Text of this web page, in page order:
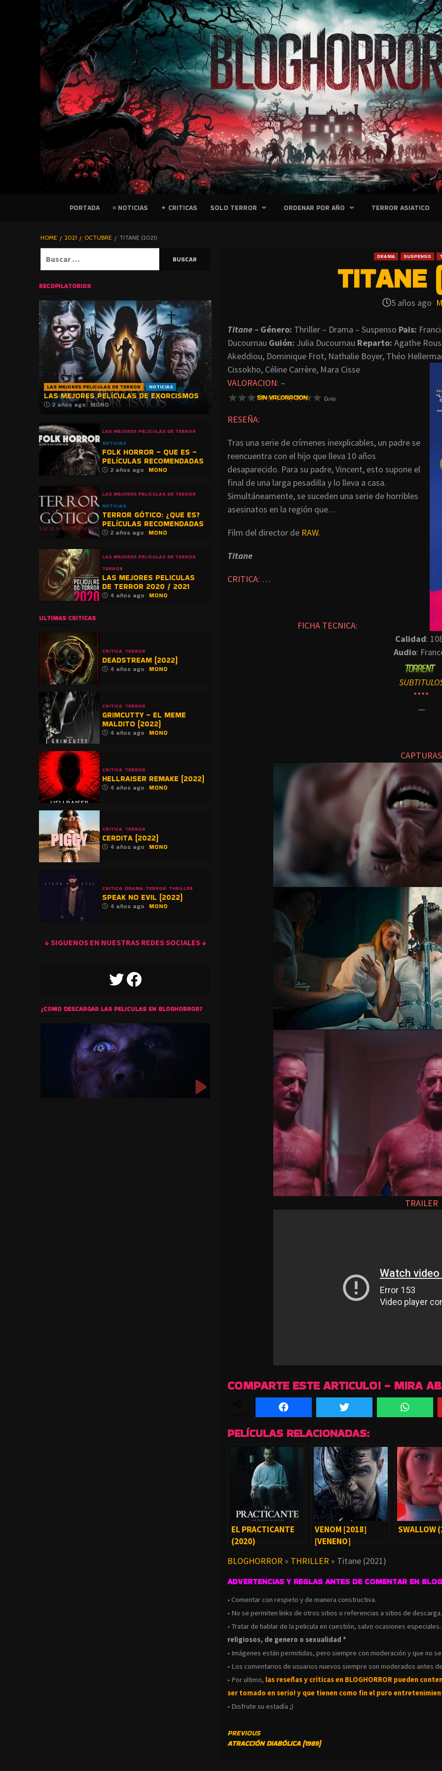
PELICULAS
BLOGHORROR
⋆
PORTADA ≡ NOTICIAS ✦ CRITICAS SOLO TERROR ORDENAR POR AÑO TERROR ASIATICO
HOME 2021 OCTUBRE TITANE (2021)
DRAMA SUSPENSO
TITANE
5 años ago
Titane – Género: Thriller – Drama – Suspenso Pais:
Ducournau Guión: Julia Ducournau Reparto: Agathe
Akeddiou, Dominique Frot, Nathalie Boyer, Théo
Cissokho, Céline Carrère, Mara Cisse
VALORACION: –
RESEÑA:
Tras una serie de crímenes inexplicables, un padre se
reencuentra con el hijo que lleva 10 años
desaparecido. Para su padre, Vincent, esto supone el
final de una larga pesadilla y lo lleva a casa.
Simultáneamente, se suceden una serie de horribles
asesinatos en la región que…
Film del director de RAW.
Titane
CRITICA: …
FICHA TECNICA:
Calidad:
Audio:
****
—
CAPTURAS
TRAILER
COMPARTE ESTE ARTICULO! - MIRA
PELÍCULAS RELACIONADAS:
EL PRACTICANTE
(2020)
VENOM [2018]
[VENENO]
SWALLOW
BLOGHORROR » THRILLER » Titane (2021)
ADVERTENCIAS Y REGLAS ANTES DE COMENTAR EN
• Comentar con respeto y de manera constructiva.
• No se permiten links de otros sitios o referencias a sitios de
• Tratar de hablar de la pelicula en cuestión, salvo ocasiones especiales.
religiosos, de genero o sexualidad *
• Imágenes están permitidas, pero siempre con moderación y que no
• Los comentarios de usuarios nuevos siempre son moderados antes
• Por ultimo, las reseñas y criticas en BLOGHORROR pueden
ser tomado en serio! y que tienen como fin el puro
• Disfrute su estadía ;)
CONTINUE
READING
PREVIOUS
ATRACCIÓN DIABÓLICA (1989)
RECOPILATORIOS
LAS MEJORES PELICULAS DE TERROR NOTICIAS
LAS MEJORES PELÍCULAS DE EXORCISMOS
2 años ago MONO
LAS MEJORES PELICULAS DE TERROR
NOTICIAS
FOLK HORROR – QUE ES –
PELÍCULAS RECOMENDADAS
2 años ago MONO
LAS MEJORES PELICULAS DE TERROR
NOTICIAS
TERROR GÓTICO: ¿QUE ES?
PELÍCULAS RECOMENDADAS
2 años ago MONO
LAS MEJORES PELICULAS DE TERROR
TERROR
LAS MEJORES PELICULAS
DE TERROR 2020 / 2021
4 años ago MONO
ULTIMAS CRITICAS
CRITICA TERROR
DEADSTREAM (2022)
4 años ago MONO
CRITICA TERROR
GRIMCUTTY – EL MEME
MALDITO (2022)
4 años ago MONO
CRITICA TERROR
HELLRAISER REMAKE (2022)
4 años ago MONO
CRITICA TERROR
CERDITA (2022)
4 años ago MONO
CRITICA DRAMA TERROR THRILLER
SPEAK NO EVIL (2022)
4 años ago MONO
↓ SIGUENOS EN NUESTRAS REDES SOCIALES ↓
TWITTERFACEBOOK
¿COMO DESCARGAR LAS PELICULAS EN BLOGHORROR?